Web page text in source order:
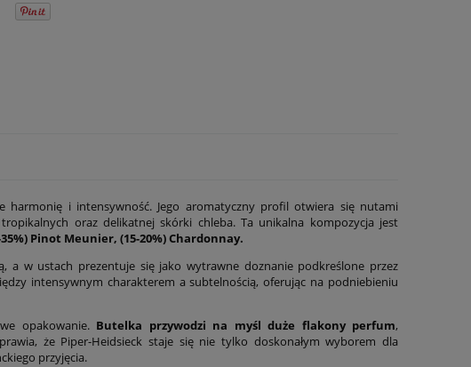
harmonię i intensywność. Jego aromatyczny profil otwiera się nutami
oraz delikatnej skórki chleba. Ta unikalna kompozycja jest
Pinot Meunier, (15-20%) Chardonnay.
a w ustach prezentuje się jako wytrawne doznanie podkreślone przez
intensywnym charakterem a subtelnością, oferując na podniebieniu
opakowanie. Butelka przywodzi na myśl duże flakony perfum,
że Piper-Heidsieck staje się nie tylko doskonałym wyborem dla
przyjęcia.